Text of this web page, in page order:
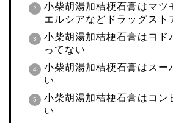
小柴胡湯加桔梗石膏はマツ
エルシアなどドラッグスト
小柴胡湯加桔梗石膏はヨド
ってない
小柴胡湯加桔梗石膏はスー
い
小柴胡湯加桔梗石膏はコン
い